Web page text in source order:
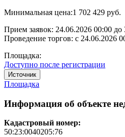
Минимальная цена:1 702 429 руб.
Прием заявок: 24.06.2026 00:00 до
Проведение торгов: с 24.06.2026
Площадка:
Доступно после регистрации
Источник
Площадка
Информация об объекте
Кадастровый номер:
50:23:0040205:76